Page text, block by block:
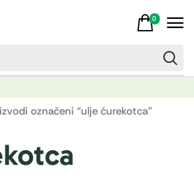
0
označeni “ulje ćurekotca”